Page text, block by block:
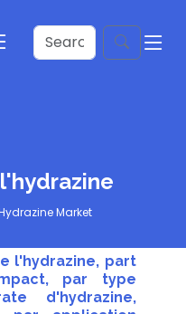
Market
l'hydrazine, part
par type
d'hydrazine,